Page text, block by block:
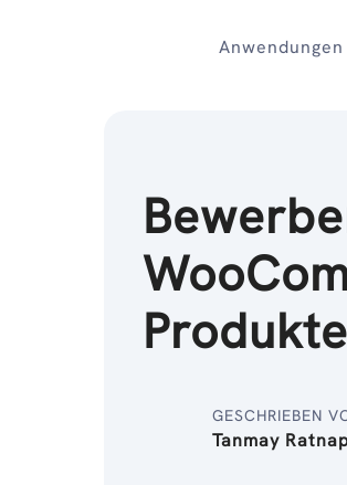
Anwendungen
GESCHRIEBEN
Tanmay